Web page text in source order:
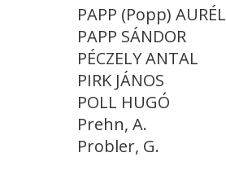
PAPP (Popp) AURÉL
PAPP SÁNDOR
PÉCZELY ANTAL
PIRK JÁNOS
POLL HUGÓ
Prehn, A.
Probler, G.